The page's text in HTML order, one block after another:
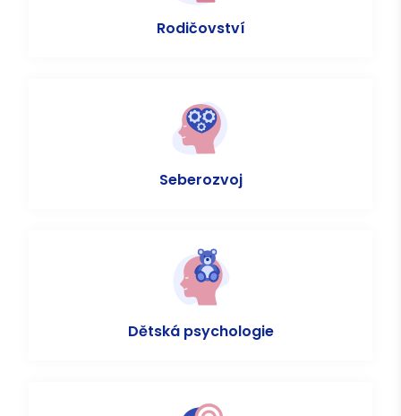
Rodičovství
Seberozvoj
Dětská psychologie